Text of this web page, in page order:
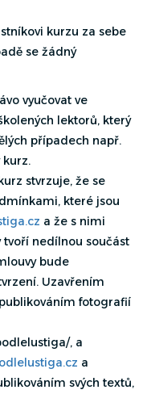
kurzu za sebe
se žádný
vyučovat ve
lektorů, který
případech např.
kurz.
stvrzuje, že se
které jsou
a že s nimi
nedílnou součást
bude
Uzavřením
fotografií
, a
a
svých textů,